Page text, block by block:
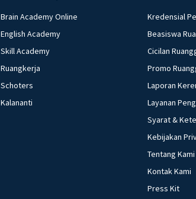
Brain Academy Online
English Academy
Skill Academy
Ruangkerja
Schoters
Kalananti
Kredensial
Beasiswa
Cicilan
Promo
Laporan
Layanan
Syarat &
Kebijakan
Tentang Kami
Kontak Kami
Press Kit